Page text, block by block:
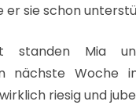
er sie schon
standen Mia
nächste Woche
riesig und